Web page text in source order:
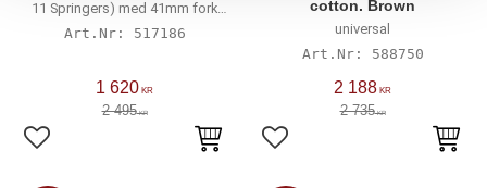
11 Springers) med 41mm fork
tubes
517186
1 620 KR
2 495KR
Lägg till i favoriter
cotton. Brown
universal
588750
2 188 KR
2 735KR
Lägg till i favoriter